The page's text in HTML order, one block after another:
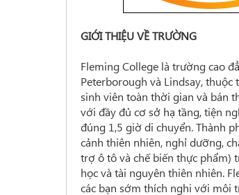
GIỚI THIỆU VỀ TRƯỜNG
Fleming College là trường cao
Peterborough và Lindsay,
sinh viên toàn thời gian và bán
với đầy đủ cơ sở hạ tầng, tiện
đúng 1,5 giờ di chuyển. Thành
cảnh thiên nhiên, nghỉ dưỡng,
trợ ô tô và chế biến thực phẩm)
học và tài nguyên thiên nhiên.
các bạn sớm thích nghi với môi